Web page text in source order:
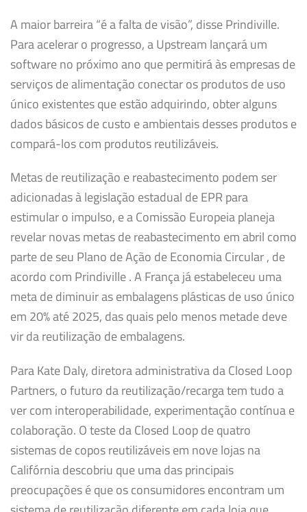
A maior barreira “é a falta de visão”, disse Prindiville.
Para acelerar o progresso, a Upstream lançará um
software no próximo ano que permitirá às empresas de
serviços de alimentação conectar os produtos de uso
único existentes que estão adquirindo, obter alguns
dados básicos de custo e ambientais desses produtos e
compará-los com produtos reutilizáveis.
Metas de reutilização e reabastecimento podem ser
adicionadas à legislação estadual de EPR para
estimular o impulso, e a Comissão Europeia planeja
revelar novas metas de reabastecimento em abril como
parte de seu Plano de Ação de Economia Circular , de
acordo com Prindiville . A França já estabeleceu uma
meta de diminuir as embalagens plásticas de uso único
em 20% até 2025, das quais pelo menos metade deve
vir da reutilização de embalagens.
Para Kate Daly, diretora administrativa da Closed Loop
Partners, o futuro da reutilização/recarga tem tudo a
ver com interoperabilidade, experimentação contínua e
colaboração. O teste da Closed Loop de quatro
sistemas de copos reutilizáveis ​​em nove lojas na
Califórnia descobriu que uma das principais
preocupações é que os consumidores encontram um